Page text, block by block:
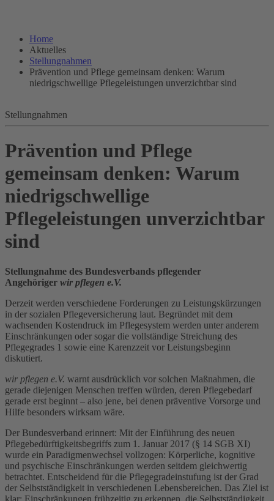
Home
Aktuelles
Stellungnahmen
Prävention und Pflege gemeinsam denken: Warum
niedrigschwellige Pflegeleistungen unverzichtbar sind
Stellungnahmen
Prävention und Pflege
gemeinsam denken: Warum
niedrigschwellige
Pflegeleistungen unverzichtbar
sind
Stellungnahme des Bundesverbands pflegender
Angehöriger wir pflegen e.V.
Derzeit werden verschiedene Forderungen zu Leistungskürzungen
in der sozialen Pflegeversicherung laut. Begründet mit dem
wachsenden Kostendruck im Pflegesystem werden unter anderem
Einschränkungen oder sogar die vollständige Streichung des
Pflegegrades 1 sowie eine Karenzzeit vor Leistungsbeginn
diskutiert.
wir pflegen e.V. warnt ausdrücklich vor solchen Maßnahmen, die
gerade diejenigen Menschen treffen würden, deren Pflegebedarf
gerade erst beginnt – also jene, bei denen präventive Vorsorge und
Hilfe besonders wirksam wäre.
Der Bundesverband erinnert: Mit der Einführung des neuen
Pflegebedürftigkeitsbegriffs zum 1. Januar 2017 (§ 14 SGB XI)
wurde ein Paradigmenwechsel vollzogen: Körperliche, kognitive
und psychische Einschränkungen werden seitdem gleichwertig
betrachtet. Entscheidend für die Pflegegradeinstufung ist der Grad
der Selbstständigkeit in verschiedenen Lebensbereichen. Das Ziel ist
klar: Einschränkungen frühzeitig zu erkennen, die Selbstständigkeit